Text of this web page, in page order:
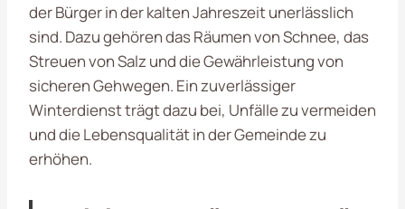
der Bürger in der kalten Jahreszeit unerlässlich
sind. Dazu gehören das Räumen von Schnee, das
Streuen von Salz und die Gewährleistung von
sicheren Gehwegen. Ein zuverlässiger
Winterdienst trägt dazu bei, Unfälle zu vermeiden
und die Lebensqualität in der Gemeinde zu
erhöhen.